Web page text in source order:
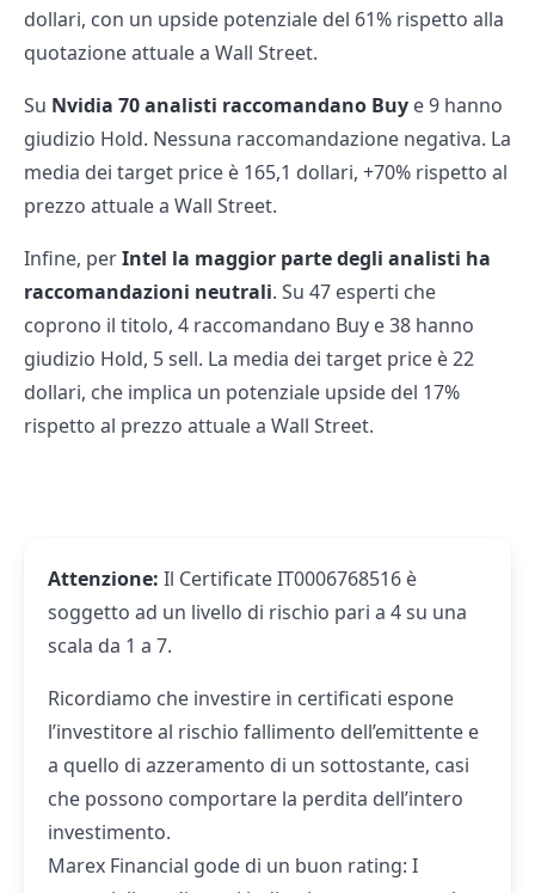
dollari, con un upside potenziale del 61% rispetto alla
quotazione attuale a Wall Street.
Su Nvidia 70 analisti raccomandano Buy e 9 hanno
giudizio Hold. Nessuna raccomandazione negativa. La
media dei target price è 165,1 dollari, +70% rispetto al
prezzo attuale a Wall Street.
Infine, perIntel la maggior parte degli analisti ha
raccomandazioni neutrali. Su 47 esperti che
coprono il titolo, 4 raccomandano Buy e 38 hanno
giudizio Hold, 5 sell. La media dei target price è 22
dollari, che implica un potenziale upside del 17%
rispetto al prezzo attuale a Wall Street.
Attenzione: Il Certificate IT0006768516 è
soggetto ad un livello di rischio pari a 4 su una
scala da 1 a 7.
Ricordiamo che investire in certificati espone
l’investitore al rischio fallimento dell’emittente e
a quello di azzeramento di un sottostante, casi
che possono comportare la perdita dell’intero
investimento.
Marex Financial gode di un buon rating: I